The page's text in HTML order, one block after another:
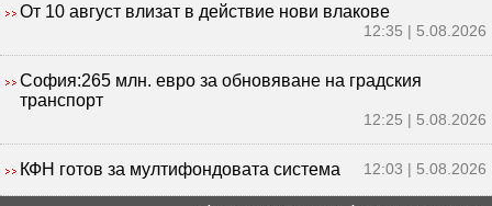
От 10 август влизат в действие нови влакове
12:35 | 5.08.2026
София:265 млн. евро за обновяване на градския
транспорт
12:25 | 5.08.2026
КФН готов за мултифондовата система 12:03 | 5.08.2026